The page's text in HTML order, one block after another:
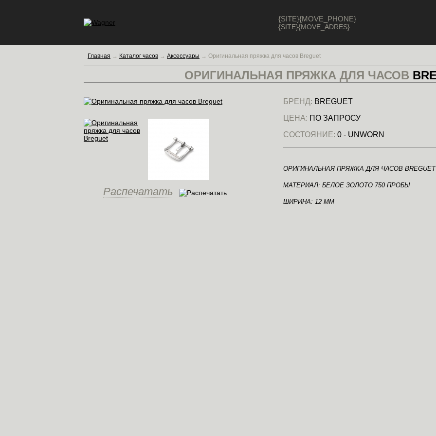
{SITE}{MOVE_PHONE}
{SITE}{MOVE_ADRES}
Главная → Каталог часов → Аксессуары → Оригинальная пряжка для часов Breguet
ОРИГИНАЛЬНАЯ ПРЯЖКА ДЛЯ ЧАСОВ
Распечатать
БРЕНД: BREGUET
ЦЕНА: ПО ЗАПРОСУ
СОСТОЯНИЕ: 0 - UNWORN
ОРИГИНАЛЬНАЯ ПРЯЖКА ДЛЯ ЧАСОВ BREGUET
МАТЕРИАЛ: БЕЛОЕ ЗОЛОТО 750 ПРОБЫ
ШИРИНА: 12 ММ